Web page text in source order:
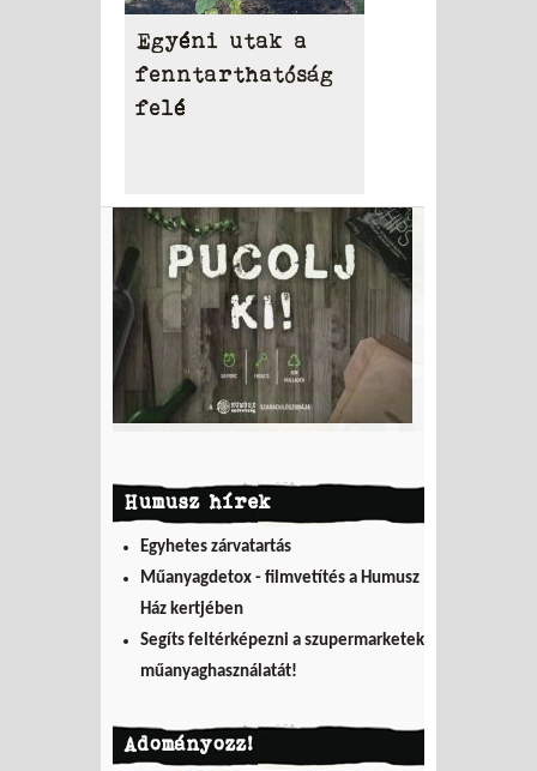
Egyéni utak a
fenntarthatóság
felé
Humusz hírek
Egyhetes zárvatartás
Műanyagdetox - filmvetítés a Humusz
Ház kertjében
Segíts feltérképezni a szupermarketek
műanyaghasználatát!
Adományozz!